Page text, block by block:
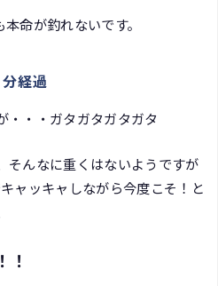
命が釣れないです。
経過
・・・ガタガタガタガタ
そんなに重くはないようですが
ャッキャしながら今度こそ！と
！